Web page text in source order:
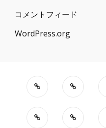
コメントフィード
WordPress.org